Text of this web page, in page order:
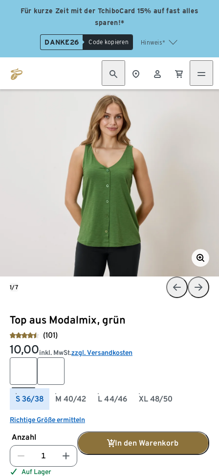
Für kurze Zeit mit der TchiboCard 15% auf fast alles
sparen!*
DANKE26 Code kopieren Hinweis*
Top aus Modalmix, grün
(101)
10,00inkl. MwSt.zzgl. Versandkosten
S 36/38 M 40/42 L 44/46 XL 48/50
Richtige Größe ermitteln
Anzahl
In den Warenkorb
Auf Lager
1/7